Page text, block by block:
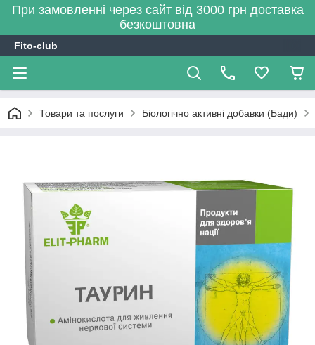
При замовленні через сайт від 3000 грн доставка
безкоштовна
Fito-club
Товари та послуги Біологічно активні добавки (Бади)